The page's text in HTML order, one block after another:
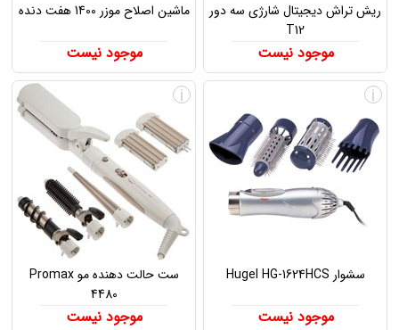
ریش تراش دیجیتال شارژی سه دور
T12
موجود نیست
ماشین اصلاح موزر 1400 هفت دنده
موجود نیست
سشوار Hugel HG-1624HCS
موجود نیست
i
ست حالت دهنده مو Promax
4480
موجود نیست
i